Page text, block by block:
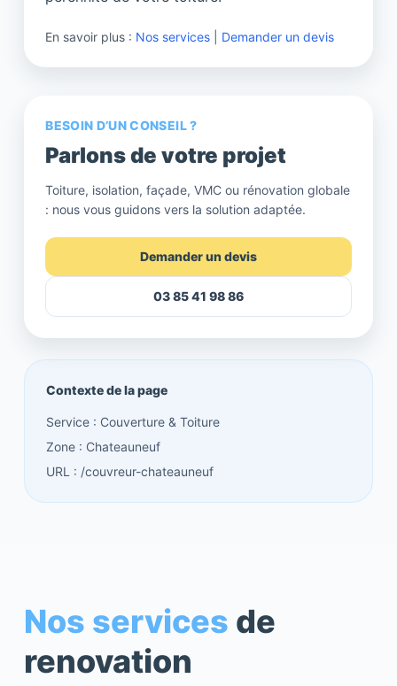
En savoir plus : Nos services Demander un devis
BESOIN D’UN CONSEIL ?
Parlons de votre projet
Toiture, isolation, façade, VMC ou rénovation globale
: nous vous guidons vers la solution adaptée.
Demander un devis
03 85 41 98 86
Contexte de la page
Service : Couverture & Toiture
Zone : Chateauneuf
URL : /couvreur-chateauneuf
Nos services de
renovation